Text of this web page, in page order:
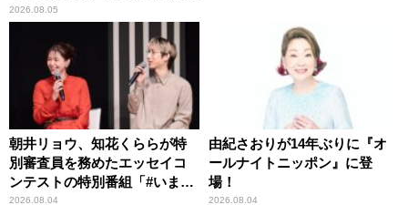
わりパーソナリティ
2026.08.05
朝井リョウ、知花くららが特
別審査員を務めたエッセイコ
ンテストの特別番組「#いまあ
なたに伝えたいこと」
2026.08.04
由紀さおりが14年ぶりに『オ
ールナイトニッポン』に登
場！
2026.08.04